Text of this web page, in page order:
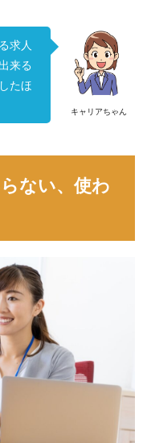
キャリアちゃん
求人
来る
たほ
ない、使わ